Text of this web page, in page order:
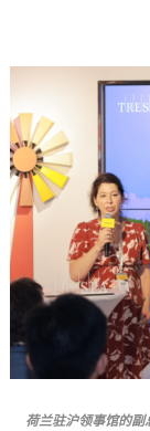
荷兰驻沪领事馆的副